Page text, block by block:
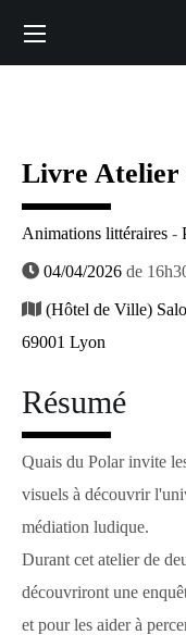
Livre Atelier
Animations littéraires -
04/04/2026 de
(Hôtel de Ville)
69001 Lyon
Résumé
Quais du Polar invite
visuels à découvrir
médiation ludique.
Durant cet atelier de
découvriront une
et pour les aider à